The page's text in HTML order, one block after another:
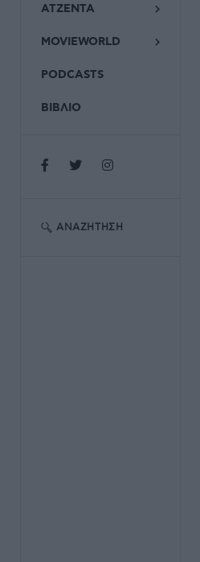
ΑΤΖΕΝΤΑ
MOVIEWORLD
PODCASTS
ΒΙΒΛΙΟ
ΑΝΑΖΉΤΗΣΗ